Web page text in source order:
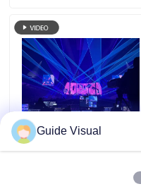
Guide Visual